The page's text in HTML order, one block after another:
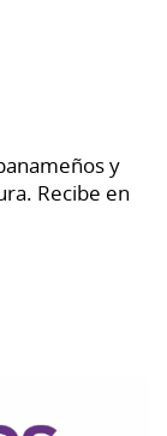
y
Recibe en